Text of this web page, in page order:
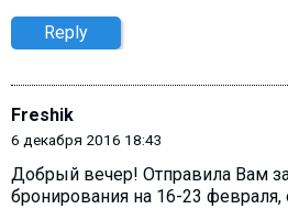
Reply
Freshik
6 декабря 2016 18:43
Добрый вечер! Отправила Вам
бронирования на 16-23 февраля,